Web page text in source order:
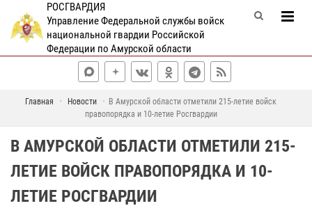
РОСГВАРДИЯ
Управление Федеральной службы войск
национальной гвардии Российской
Федерации по Амурской области
Главная Новости
В Амурской области отметили 215-летие войск
правопорядка и 10-летие Росгвардии
В АМУРСКОЙ ОБЛАСТИ ОТМЕТИЛИ 215-
ЛЕТИЕ ВОЙСК ПРАВОПОРЯДКА И 10-
ЛЕТИЕ РОСГВАРДИИ